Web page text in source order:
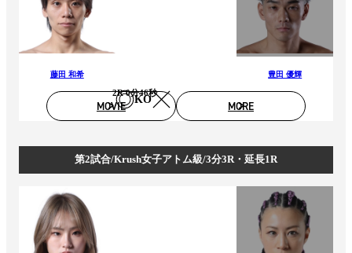
藤田 和希
KO
2R 0分46秒
豊田 優輝
MOVIE MORE
第2試合/Krush女子アトム級/3分3R・延長1R